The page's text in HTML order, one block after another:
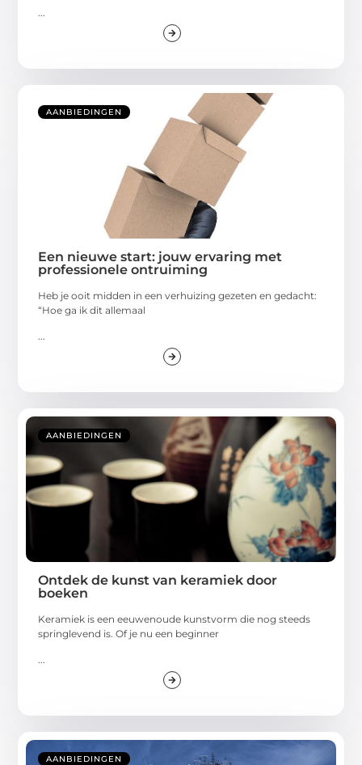
...
AANBIEDINGEN
Een nieuwe start: jouw ervaring met
professionele ontruiming
Heb je ooit midden in een verhuizing gezeten en gedacht:
“Hoe ga ik dit allemaal
...
AANBIEDINGEN
Ontdek de kunst van keramiek door
boeken
Keramiek is een eeuwenoude kunstvorm die nog steeds
springlevend is. Of je nu een beginner
...
AANBIEDINGEN